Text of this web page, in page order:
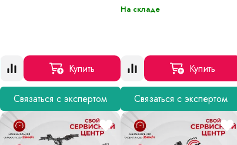
Купить
Связаться с экспертом
На складе
Купить
Связаться с экспертом